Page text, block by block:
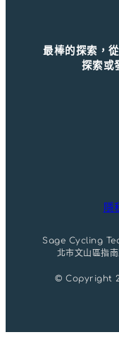
最棒的探索，
探索或
隱
Sage Cycling
北市文山區指
© Copyright